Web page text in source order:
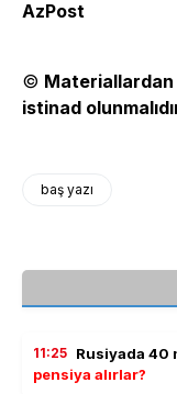
AzPost
©
istinad
baş yazı
11:25 Rusiyada 40
pensiya alırlar?